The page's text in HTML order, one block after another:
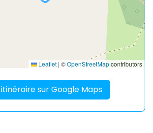
Leaflet | ©OpenStreetMapcontributors
sur Google Maps